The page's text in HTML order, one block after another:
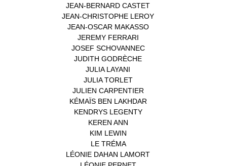
JEAN-BERNARD CASTET
JEAN-CHRISTOPHE LEROY
JEAN-OSCAR MAKASSO(1)
JEREMY FERRARI
JOSEF SCHOVANNEC(1)
JUDITH GODRÈCHE
JULIA LAYANI
JULIA TORLET(1)
JULIEN CARPENTIER(1)
KÉMAÏS BEN LAKHDAR(1)
KENDRYS LEGENTY(1)
KEREN ANN
KIM LEWIN
LE TRÉMA(1)
LÉONIE DAHAN LAMORT